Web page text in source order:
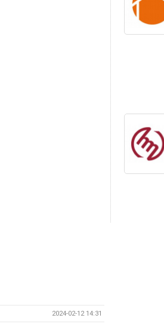
2024-02-12 14:31